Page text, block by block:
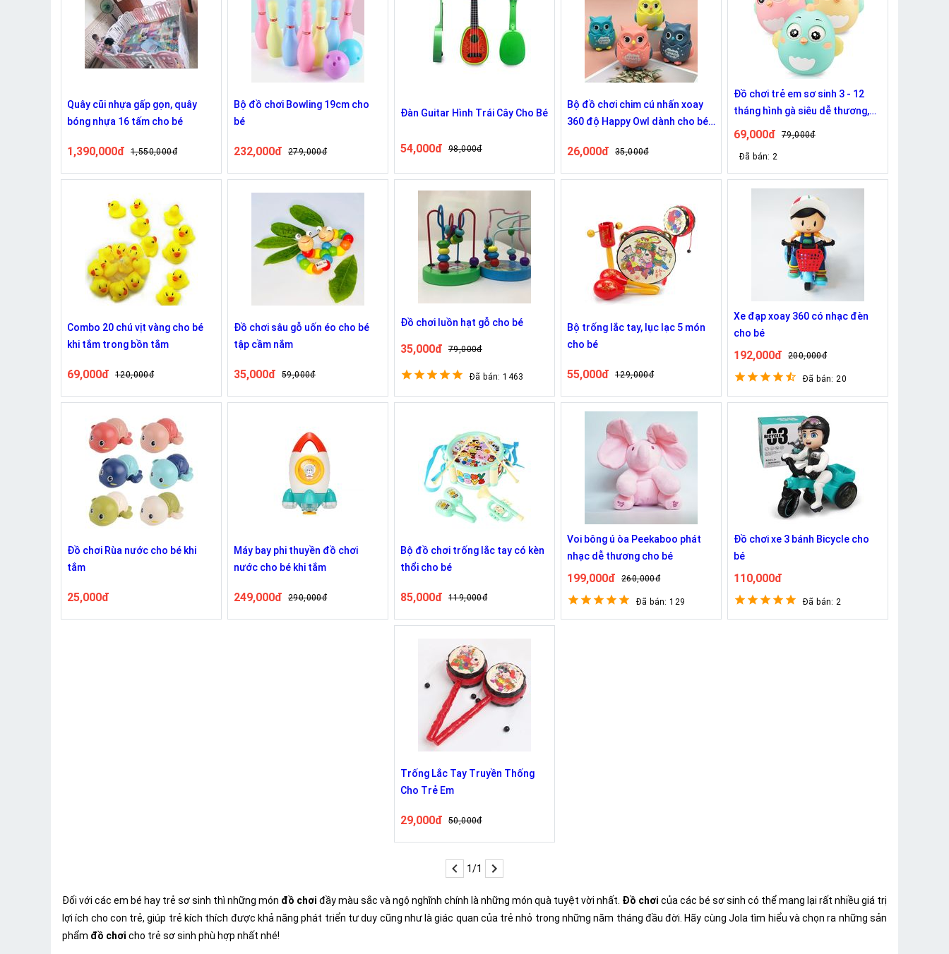
Quây cũi nhựa gấp gọn, quây
bóng nhựa 16 tấm cho bé
1,390,000đ 1,550,000đ
Bộ đồ chơi Bowling 19cm cho
bé
232,000đ 279,000đ
Đàn Guitar Hình Trái Cây Cho Bé
54,000đ 98,000đ
Bộ đồ chơi chim cú nhấn xoay
360 độ Happy Owl dành cho bé
26,000đ 35,000đ
Đồ chơi trẻ em sơ sinh 3 - 12
tháng hình gà siêu dễ thương,
xinh xắn và ngộ nghĩnh
69,000đ 79,000đ
Đã bán: 2
Combo 20 chú vịt vàng cho bé
khi tắm trong bồn tắm
69,000đ 120,000đ
Đồ chơi sâu gỗ uốn éo cho bé
tập cầm nắm
35,000đ 59,000đ
Đồ chơi luồn hạt gỗ cho bé
35,000đ 79,000đ
Đã bán: 1463
Bộ trống lắc tay, lục lạc 5 món
cho bé
55,000đ 129,000đ
Xe đạp xoay 360 có nhạc đèn
cho bé
192,000đ 200,000đ
Đã bán: 20
Đồ chơi Rùa nước cho bé khi
tắm
25,000đ
Máy bay phi thuyền đồ chơi
nước cho bé khi tắm
249,000đ 290,000đ
Bộ đồ chơi trống lắc tay có kèn
thổi cho bé
85,000đ 119,000đ
Voi bông ú òa Peekaboo phát
nhạc dễ thương cho bé
199,000đ 260,000đ
Đã bán: 129
Đồ chơi xe 3 bánh Bicycle cho
bé
110,000đ
Đã bán: 2
Trống Lắc Tay Truyền Thống
Cho Trẻ Em
29,000đ 50,000đ
1/1
Đối với các em bé hay trẻ sơ sinh thì những món đồ chơi đầy màu sắc và ngộ nghĩnh chính là những món quà tuyệt vời nhất. Đồ chơi của các bé sơ sinh có thể mang lại rất nhiều giá trị
lợi ích cho con trẻ, giúp trẻ kích thích được khả năng phát triển tư duy cũng như là giác quan của trẻ nhỏ trong những năm tháng đầu đời. Hãy cùng Jola tìm hiểu và chọn ra những sản
phẩm đồ chơi cho trẻ sơ sinh phù hợp nhất nhé!